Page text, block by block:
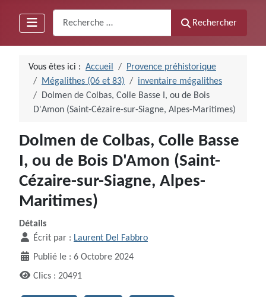
Rechercher
Vous êtes ici : Accueil
Provence préhistorique
Mégalithes (06 et 83)
inventaire mégalithes
Dolmen de Colbas, Colle Basse I, ou de Bois
D'Amon (Saint-Cézaire-sur-Siagne, Alpes-Maritimes)
Dolmen de Colbas, Colle Basse
I, ou de Bois D'Amon (Saint-
Cézaire-sur-Siagne, Alpes-
Maritimes)
Détails
Écrit par : Laurent Del Fabbro
Publié le : 6 Octobre 2024
Clics : 20491